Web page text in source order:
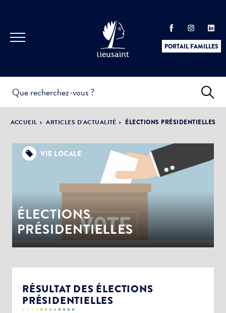
PORTAIL FAMILLES
PRATIQUES &
DÉMARCHES
ACTUALITÉS &
ÉVÈNEMENTS
LA VILLE
DÉMOCRATIE
PARTICIPATIVE
ACCUEIL ARTICLES D'ACTUALITÉ ÉLECTIONS PRÉSIDENTIELLES
VIE LOCALE
ÉLECTIONS
PRÉSIDENTIELLES
RÉSULTAT DES ÉLECTIONS
PRÉSIDENTIELLES